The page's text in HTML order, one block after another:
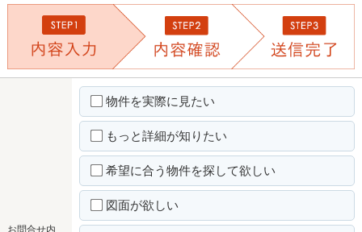
お問合せ内
物件を実際に見たい
もっと詳細が知りたい
希望に合う物件を探して欲しい
図面が欲しい